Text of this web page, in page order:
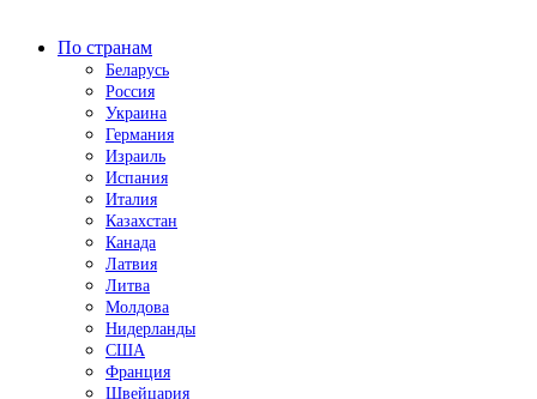
По странам
Беларусь
Россия
Украина
Германия
Израиль
Испания
Италия
Казахстан
Канада
Латвия
Литва
Молдова
Нидерланды
США
Франция
Швейцария